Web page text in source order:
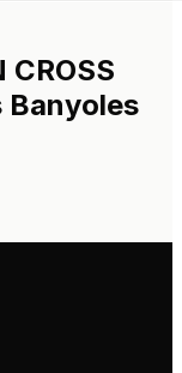
CROSS
Banyoles